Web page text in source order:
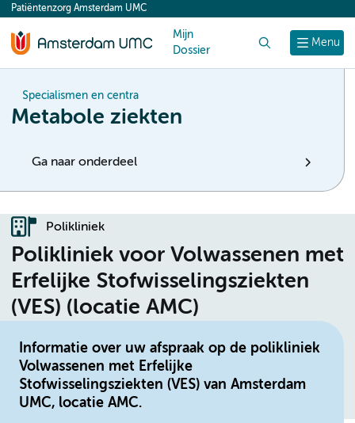
content
Menu
Patiëntenzorg Amsterdam UMC
Mijn
Dossier
Specialismen en centra
Metabole ziekten
Ga naar onderdeel
Polikliniek
Polikliniek voor Volwassenen met
Erfelijke Stofwisselingsziekten
(VES) (locatie AMC)
Informatie over uw afspraak op de polikliniek
Volwassenen met Erfelijke
Stofwisselingsziekten (VES) van Amsterdam
UMC, locatie AMC.